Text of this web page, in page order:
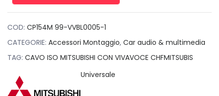
COD: CP154M 99-VVBL0005-1
CATEGORIE: Accessori Montaggio, Car audio & multimedia
TAG: CAVO ISO MITSUBISHI CON VIVAVOCE CHFMITSUBIS
Universale